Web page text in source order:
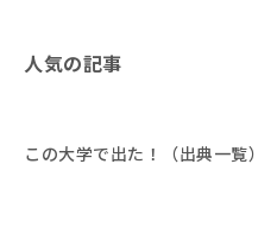
人気の記事
この大学で出た！（出典一覧）